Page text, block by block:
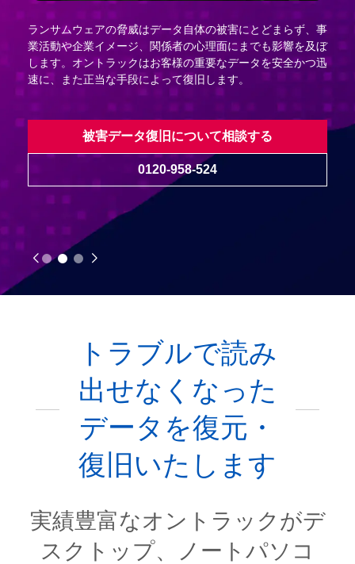
ランサムウェアの脅威はデータ自体の被害にとどまらず、事
業活動や企業イメージ、関係者の心理面にまでも影響を及ぼ
します。オントラックはお客様の重要なデータを安全かつ迅
速に、また正当な手段によって復旧します。
被害データ復旧について相談する
0120-958-524
トラブルで読み
出せなくなった
データを復元・
復旧いたします
実績豊富なオントラックがデ
スクトップ、ノートパソコ